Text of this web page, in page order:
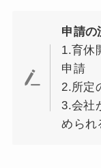
申請の
1.育休
申請
2.所定
3.会社
められ